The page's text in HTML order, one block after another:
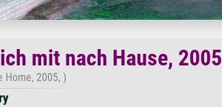
mit nach Hause, 2005
Home, 2005, )